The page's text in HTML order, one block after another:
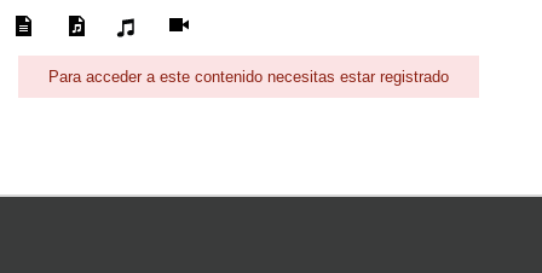
Para acceder a este contenido necesitas estar registrado